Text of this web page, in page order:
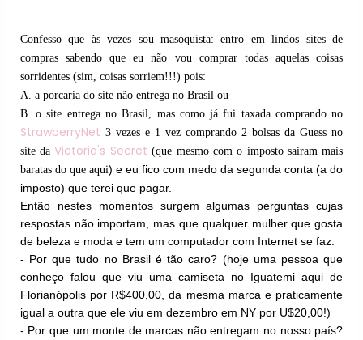
Confesso que às vezes sou masoquista: entro em lindos sites de
compras sabendo que eu não vou comprar todas aquelas coisas
sorridentes (sim, coisas sorriem!!!) pois:
A. a porcaria do site não entrega no Brasil ou
B. o site entrega no Brasil, mas como já fui taxada comprando no
StrawberryNet 3 vezes e 1 vez comprando 2 bolsas da Guess no
site daVictoria's Secret (que mesmo com o imposto sairam mais
baratas do que aqui) e eu fico com medo da segunda conta (a do
imposto) que terei que pagar.
Então nestes momentos surgem algumas perguntas cujas
respostas não importam, mas que qualquer mulher que gosta
de beleza e moda e tem um computador com Internet se faz:
- Por que tudo no Brasil é tão caro? (hoje uma pessoa que
conheço falou que viu uma camiseta no Iguatemi aqui de
Florianópolis por R$400,00, da mesma marca e praticamente
igual a outra que ele viu em dezembro em NY por U$20,00!)
- Por que um monte de marcas não entregam no nosso país?